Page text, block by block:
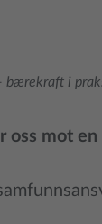
bærekraft i
mot